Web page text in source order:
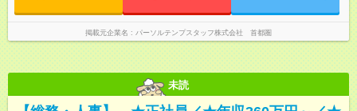
掲載元企業名 パーソルテンプスタッフ株式会社 首都圏
未読